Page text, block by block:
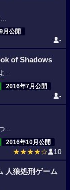
月公開
-
of Shadows
...
2016年7月公開
-
...
2016年10月公開
★★★★☆ 10
人狼処刑ゲーム